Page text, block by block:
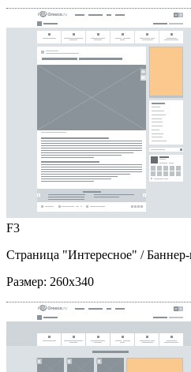
F3
Страница "Интересное" /
Размер: 260x340